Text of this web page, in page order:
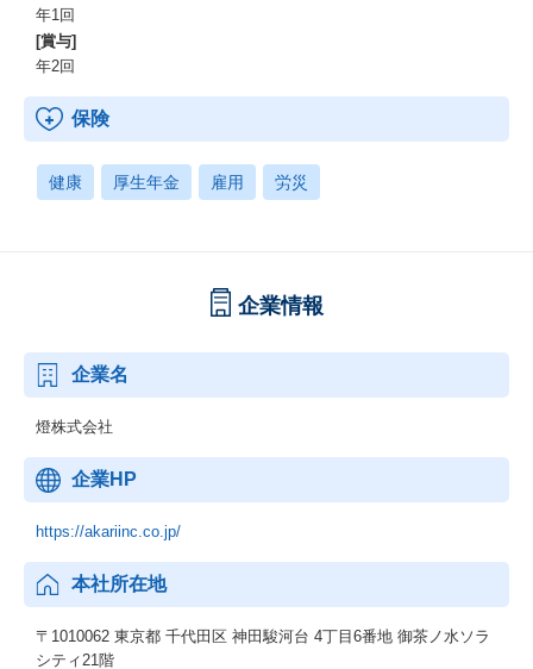
年1回
[賞与]
年2回
保険
健康 厚生年金 雇用 労災
企業情報
企業名
燈株式会社
企業HP
https://akariinc.co.jp/
本社所在地
〒1010062 東京都 千代田区 神田駿河台 4丁目6番地 御茶ノ水ソラ
シティ21階